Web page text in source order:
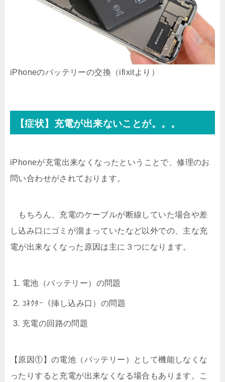
iPhoneのバッテリーの交換（ifixitより）
【症状】充電が出来ないことが。。。
iPhoneが充電出来なくなったということで、修理のお
問い合わせがされております。
もちろん、充電のケーブルが断線していた場合や差
し込み口にゴミが溜まっていたなど以外での、主な充
電が出来なくなった原因は主に３つになります。
電池（バッテリー）の問題
ｺﾈｸﾀｰ（挿し込み口）の問題
充電の回路の問題
【原因①】の電池（バッテリー）として機能しなくな
ったりすると充電が出来なくなる場合もあります。こ